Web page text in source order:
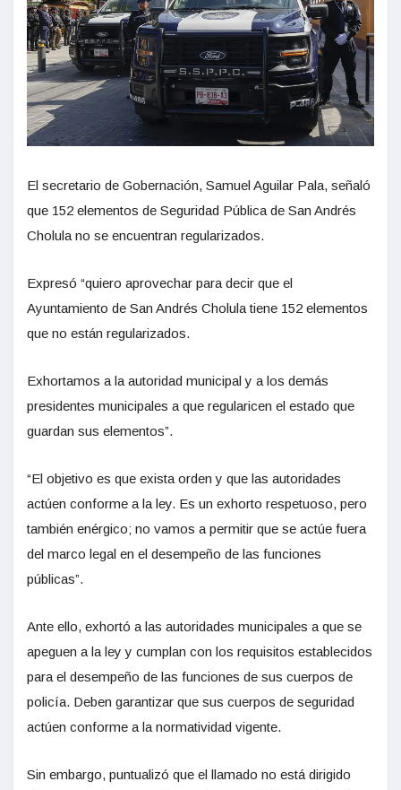
El secretario de Gobernación, Samuel Aguilar Pala, señaló
que 152 elementos de Seguridad Pública de San Andrés
Cholula no se encuentran regularizados.
Expresó “quiero aprovechar para decir que el
Ayuntamiento de San Andrés Cholula tiene 152 elementos
que no están regularizados.
Exhortamos a la autoridad municipal y a los demás
presidentes municipales a que regularicen el estado que
guardan sus elementos”.
“El objetivo es que exista orden y que las autoridades
actúen conforme a la ley. Es un exhorto respetuoso, pero
también enérgico; no vamos a permitir que se actúe fuera
del marco legal en el desempeño de las funciones
públicas”.
Ante ello, exhortó a las autoridades municipales a que se
apeguen a la ley y cumplan con los requisitos establecidos
para el desempeño de las funciones de sus cuerpos de
policía. Deben garantizar que sus cuerpos de seguridad
actúen conforme a la normatividad vigente.
Sin embargo, puntualizó que el llamado no está dirigido